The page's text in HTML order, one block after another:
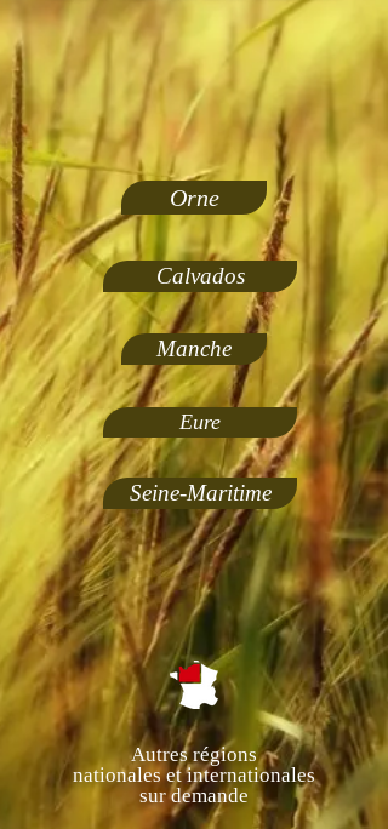
Autres régions
nationales et internationales
sur demande
Orne
Calvados
Manche
Eure
Seine-Maritime